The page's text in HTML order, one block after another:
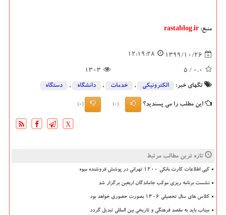
منبع: rastablog.ir
1399/10/26
12:19:28
0.0
/ 5
1303
تگهای خبر: الكترونیكی , خدمات , دانشگاه‌ , دستگاه
این مطلب را می پسندید؟ (0)
(0)
X
تازه ترین مطالب مرتبط
کپی اطلاعات کارت بانکی ۱۲۰۰ تهرانی در پوشش فروشنده میوه
نشست برنامه ریزی موکب جاماندگان اربعین برگزار شد
کلاس های سال تحصیلی ۱۴۰۶ بصورت حضوری خواهد بود
میناب باید به مقصد فرهنگی و تاریخی بین المللی تبدیل گردد